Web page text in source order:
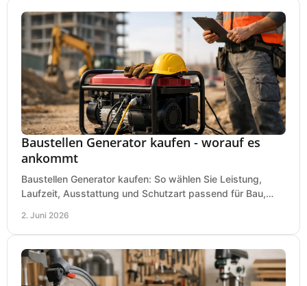
Baustellen Generator kaufen - worauf es
ankommt
Baustellen Generator kaufen: So wählen Sie Leistung,
Laufzeit, Ausstattung und Schutzart passend für Bau,
2. Juni 2026